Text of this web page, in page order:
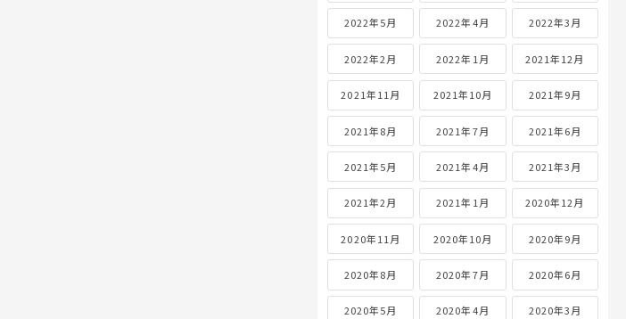
2022年5月 2022年4月 2022年3月
2022年2月 2022年1月 2021年12月
2021年11月 2021年10月 2021年9月
2021年8月 2021年7月 2021年6月
2021年5月 2021年4月 2021年3月
2021年2月 2021年1月 2020年12月
2020年11月 2020年10月 2020年9月
2020年8月 2020年7月 2020年6月
2020年5月 2020年4月 2020年3月